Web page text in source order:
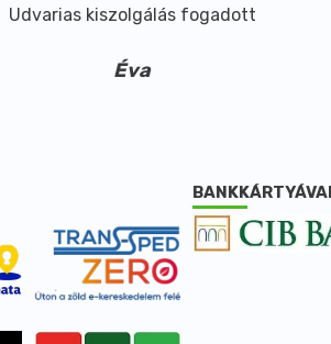
Udvarias kiszolgálás fogadott
Éva